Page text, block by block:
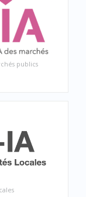
publics